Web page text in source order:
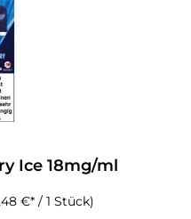
Ice 18mg/ml
€* / 1 Stück)